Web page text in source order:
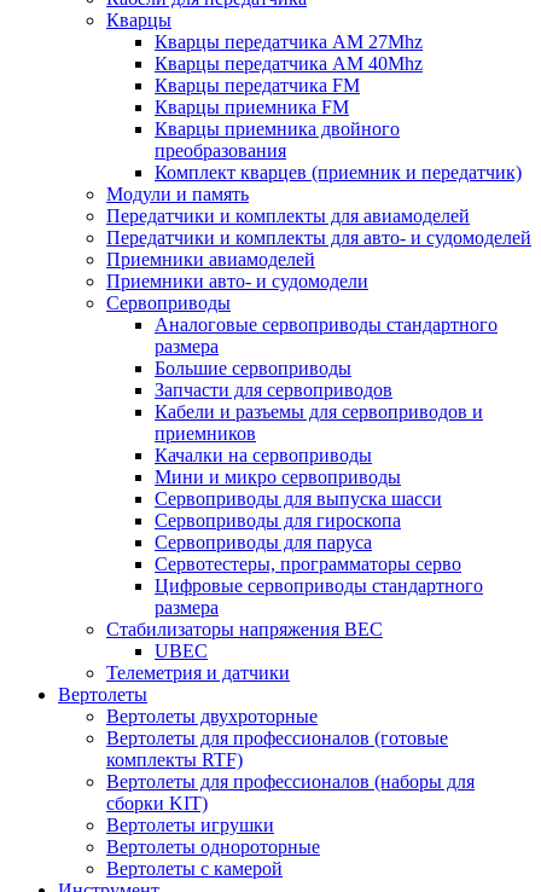
Кварцы
Кварцы передатчика AM 27Mhz
Кварцы передатчика AM 40Mhz
Кварцы передатчика FM
Кварцы приемника FM
Кварцы приемника двойного
преобразования
Комплект кварцев (приемник и передатчик)
Модули и память
Передатчики и комплекты для авиамоделей
Передатчики и комплекты для авто- и судомоделей
Приемники авиамоделей
Приемники авто- и судомодели
Сервоприводы
Аналоговые сервоприводы стандартного
размера
Большие сервоприводы
Запчасти для сервоприводов
Кабели и разъемы для сервоприводов и
приемников
Качалки на сервоприводы
Мини и микро сервоприводы
Сервоприводы для выпуска шасси
Сервоприводы для гироскопа
Сервоприводы для паруса
Сервотестеры, программаторы серво
Цифровые сервоприводы стандартного
размера
Стабилизаторы напряжения BEC
UBEC
Телеметрия и датчики
Вертолеты
Вертолеты двухроторные
Вертолеты для профессионалов (готовые
комплекты RTF)
Вертолеты для профессионалов (наборы для
сборки KIT)
Вертолеты игрушки
Вертолеты однороторные
Вертолеты с камерой